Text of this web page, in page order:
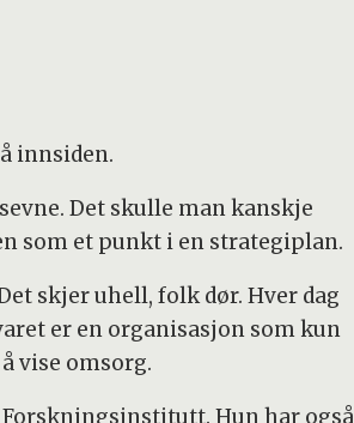
innsiden.
Det skulle man kanskje
som et punkt i en strategiplan.
skjer uhell, folk dør. Hver dag
er en organisasjon som kun
vise omsorg.
Hun har også